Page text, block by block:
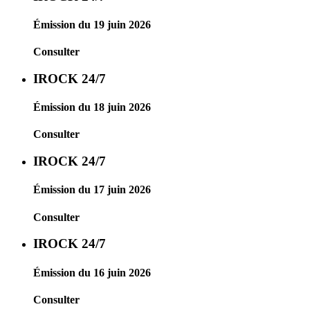
Émission du 19 juin 2026
Consulter
IROCK 24/7
Émission du 18 juin 2026
Consulter
IROCK 24/7
Émission du 17 juin 2026
Consulter
IROCK 24/7
Émission du 16 juin 2026
Consulter